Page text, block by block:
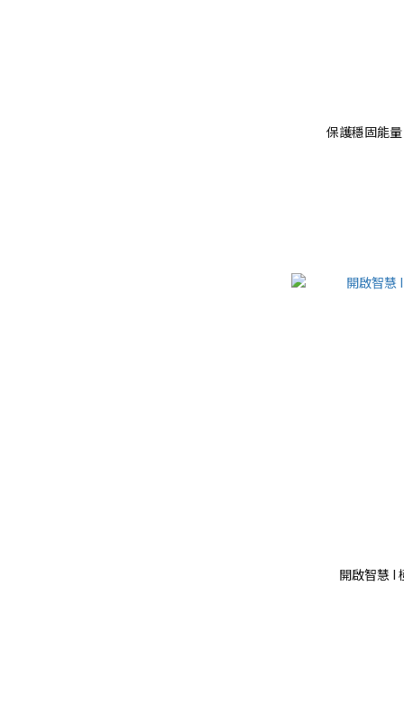
保護穩固能
開啟智慧 I